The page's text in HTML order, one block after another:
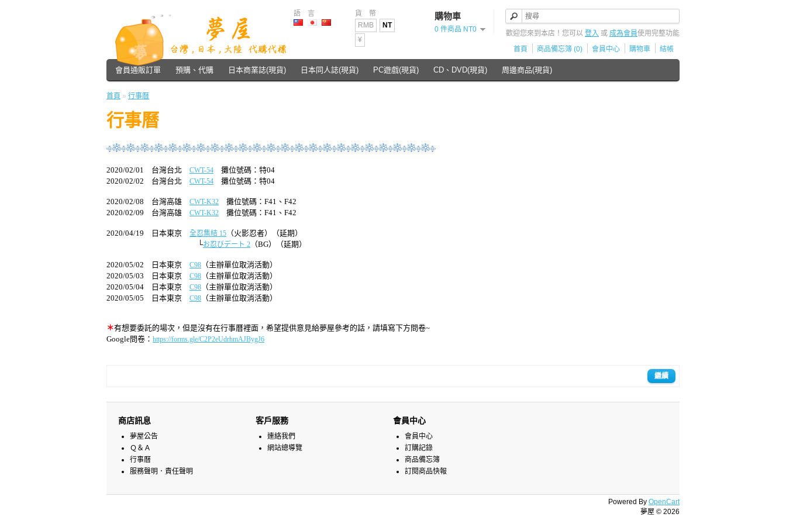
語 言
貨 幣
RMB
NT
¥
購物車
0 件商品 NT0 歡迎您來到本店！您可以 登入 或 成為會員使用完整功能
首頁
商品備忘簿 (0) 會員中心 購物車 結帳
會員通販訂單 預購、代購 日本商業誌(現貨) 日本同人誌(現貨) PC遊戲(現貨) CD、DVD(現貨) 周邊商品(現貨)
首頁 » 行事曆
行事曆
2020/02/01 台灣台北 CWT-54 攤位號碼：特04
2020/02/02 台灣台北 CWT-54 攤位號碼：特04
2020/02/08 台灣高雄 CWT-K32 攤位號碼：F41、F42
2020/02/09 台灣高雄 CWT-K32 攤位號碼：F41、F42
2020/04/19 日本東京 全忍集結 15 （火影忍者）（延期）
└お忍びデート 2 （BG）（延期）
2020/05/02 日本東京 C98 （主辦單位取消活動）
2020/05/03 日本東京 C98 （主辦單位取消活動）
2020/05/04 日本東京 C98 （主辦單位取消活動）
2020/05/05 日本東京 C98 （主辦單位取消活動）
＊有想要委託的場次，但是沒有在行事曆裡面，希望提供意見給夢屋參考的話，請填寫下方問卷~
Google問卷： https://forms.gle/C2P2eUdrhmAJBygJ6
繼續
商店訊息
夢屋公告
Ｑ＆Ａ
行事曆
服務聲明．責任聲明
客戶服務
連絡我們
網站總導覽
會員中心
會員中心
訂購記錄
商品備忘簿
訂閱商品快報
Powered By OpenCart
夢屋 © 2026